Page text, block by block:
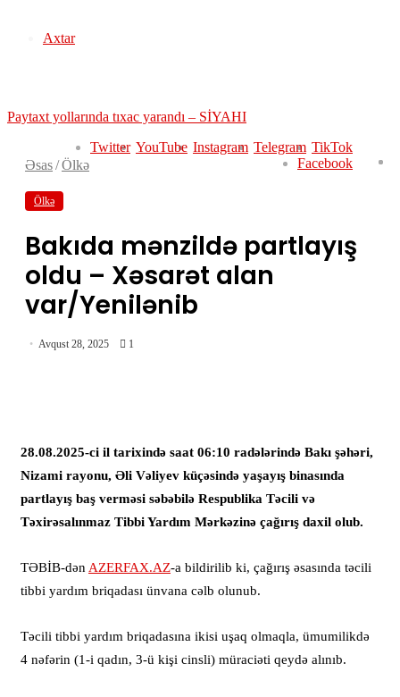
Axtar
Paytaxt yollarında tıxac yarandı – SİYAHI
TikTok
Telegram
Instagram
YouTube
Twitter
Facebook
Əsas/Ölkə
Ölkə
Bakıda mənzildə partlayış
oldu – Xəsarət alan
var/Yenilənib
Avqust 28, 2025 1
28.08.2025-ci il tarixində saat 06:10 radələrində Bakı şəhəri,
Nizami rayonu, Əli Vəliyev küçəsində yaşayış binasında
partlayış baş verməsi səbəbilə Respublika Təcili və
Təxirəsalınmaz Tibbi Yardım Mərkəzinə çağırış daxil olub.
TƏBİB-dənAZERFAX.AZ-a bildirilib ki, çağırış əsasında təcili
tibbi yardım briqadası ünvana cəlb olunub.
Təcili tibbi yardım briqadasına ikisi uşaq olmaqla, ümumilikdə
4 nəfərin (1-i qadın, 3-ü kişi cinsli) müraciəti qeydə alınıb.